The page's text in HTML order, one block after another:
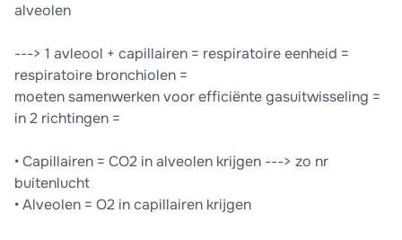
alveolen
---> 1 avleool + capillairen = respiratoire eenheid =
respiratoire bronchiolen =
moeten samenwerken voor efficiënte gasuitwisseling =
in 2 richtingen =
• Capillairen = CO2 in alveolen krijgen ---> zo nr
buitenlucht
• Alveolen = O2 in capillairen krijgen